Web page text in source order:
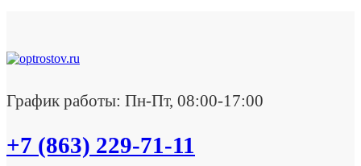
График работы: Пн-Пт, 08:00-17:00
+7 (863) 229-71-11